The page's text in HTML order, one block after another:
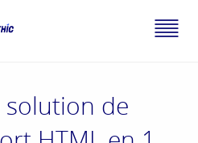
de